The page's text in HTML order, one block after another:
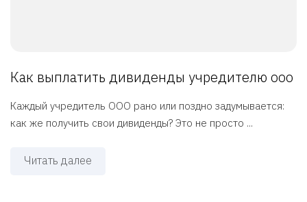
Как выплатить дивиденды учредителю ооо
Каждый учредитель ООО рано или поздно задумывается:
как же получить свои дивиденды? Это не просто ...
Читать далее